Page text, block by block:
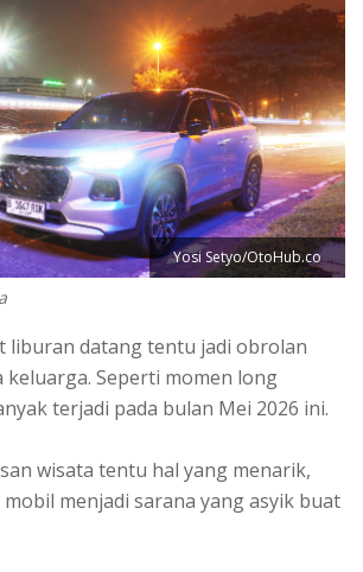
Yosi Setyo/OtoHub.co
liburan datang tentu jadi obrolan
Seperti momen long
terjadi pada bulan Mei 2026 ini.
wisata tentu hal yang menarik,
menjadi sarana yang asyik buat